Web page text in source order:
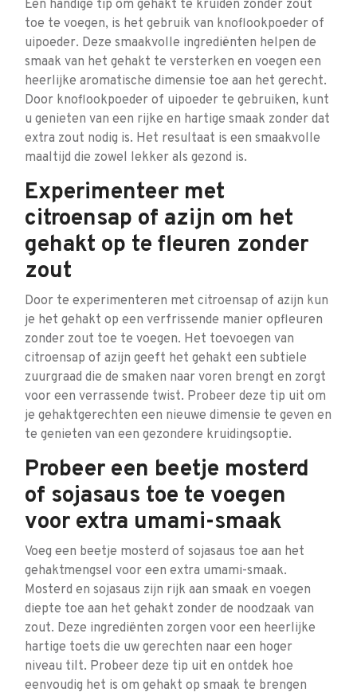
Een handige tip om gehakt te kruiden zonder zout
toe te voegen, is het gebruik van knoflookpoeder of
uipoeder. Deze smaakvolle ingrediënten helpen de
smaak van het gehakt te versterken en voegen een
heerlijke aromatische dimensie toe aan het gerecht.
Door knoflookpoeder of uipoeder te gebruiken, kunt
u genieten van een rijke en hartige smaak zonder dat
extra zout nodig is. Het resultaat is een smaakvolle
maaltijd die zowel lekker als gezond is.
Experimenteer met
citroensap of azijn om het
gehakt op te fleuren zonder
zout
Door te experimenteren met citroensap of azijn kun
je het gehakt op een verfrissende manier opfleuren
zonder zout toe te voegen. Het toevoegen van
citroensap of azijn geeft het gehakt een subtiele
zuurgraad die de smaken naar voren brengt en zorgt
voor een verrassende twist. Probeer deze tip uit om
je gehaktgerechten een nieuwe dimensie te geven en
te genieten van een gezondere kruidingsoptie.
Probeer een beetje mosterd
of sojasaus toe te voegen
voor extra umami-smaak
Voeg een beetje mosterd of sojasaus toe aan het
gehaktmengsel voor een extra umami-smaak.
Mosterd en sojasaus zijn rijk aan smaak en voegen
diepte toe aan het gehakt zonder de noodzaak van
zout. Deze ingrediënten zorgen voor een heerlijke
hartige toets die uw gerechten naar een hoger
niveau tilt. Probeer deze tip uit en ontdek hoe
eenvoudig het is om gehakt op smaak te brengen